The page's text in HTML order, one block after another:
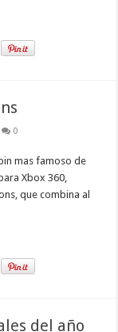
0
mas famoso de
Xbox 360,
que combina al
del año